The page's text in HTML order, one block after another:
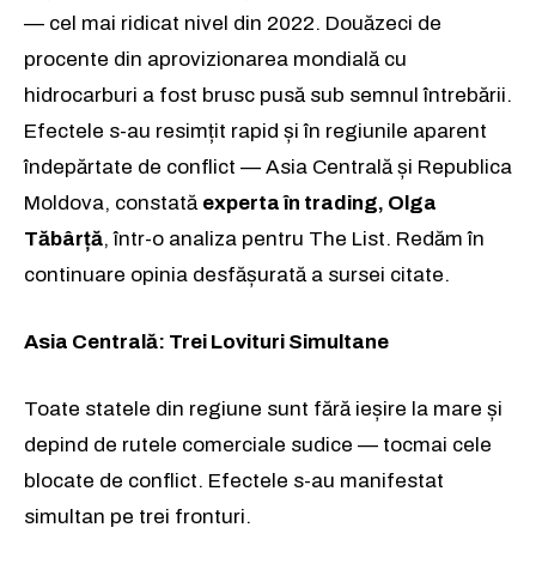
— cel mai ridicat nivel din 2022. Douăzeci de
procente din aprovizionarea mondială cu
hidrocarburi a fost brusc pusă sub semnul întrebării.
Efectele s-au resimțit rapid și în regiunile aparent
îndepărtate de conflict — Asia Centrală și Republica
Moldova, constată experta în trading, Olga
Tăbârță, într-o analiza pentru The List. Redăm în
continuare opinia desfășurată a sursei citate.
Asia Centrală: Trei Lovituri Simultane
Toate statele din regiune sunt fără ieșire la mare și
depind de rutele comerciale sudice — tocmai cele
blocate de conflict. Efectele s-au manifestat
simultan pe trei fronturi.